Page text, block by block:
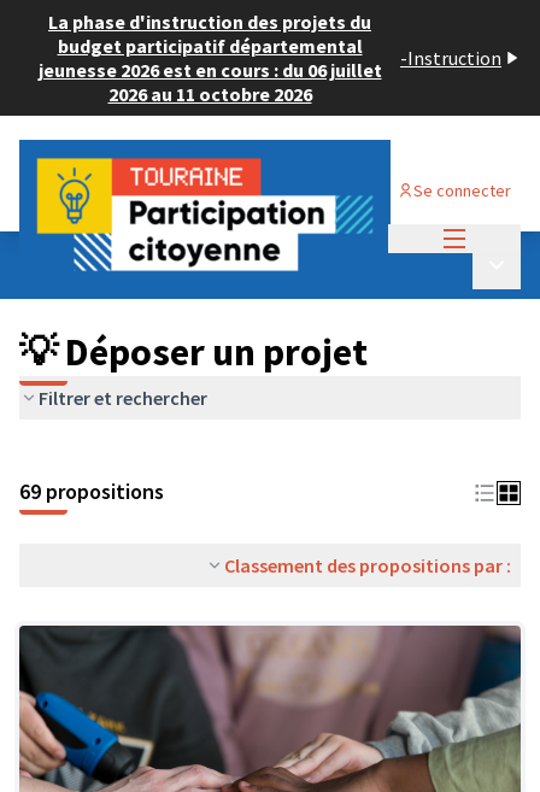
La phase d'instruction des projets du
budget participatif départemental
jeunesse 2026 est en cours : du 06 juillet
2026 au 11 octobre 2026
-Instruction
Se connecter
Budget Participatif ADULTE 2024
💡 Déposer un projet
💡 Déposer un projet
Filtrer et rechercher
69 propositions
Classement des propositions par :